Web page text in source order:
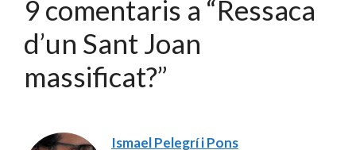
9 comentaris a “Ressaca
d’un Sant Joan
massificat?”
Ismael Pelegrí i Pons